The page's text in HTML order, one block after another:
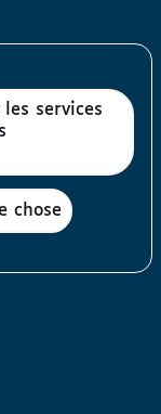
chose